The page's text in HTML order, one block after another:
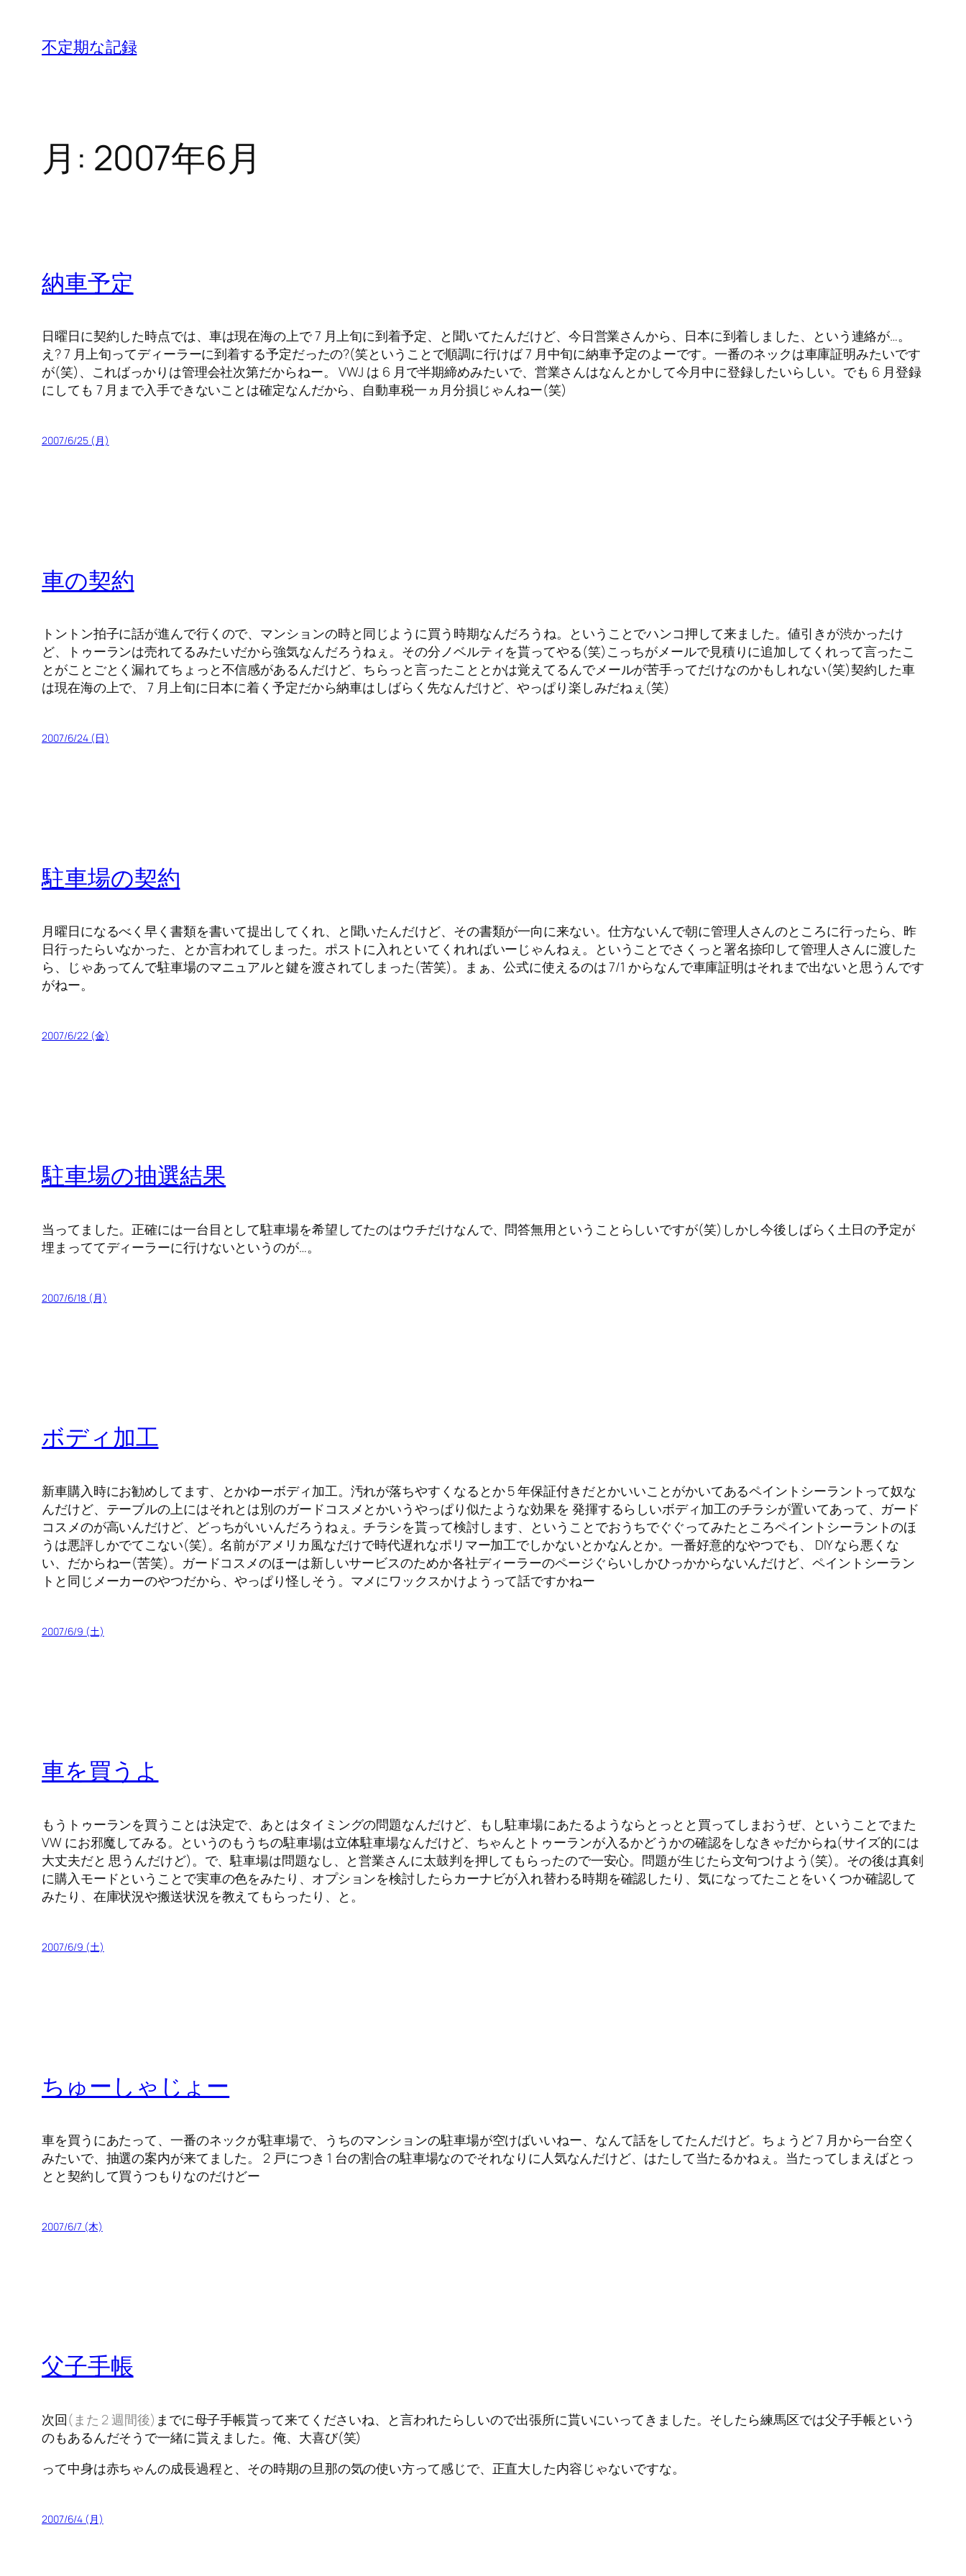
不定期な記録
月: 2007年6月
納車予定
日曜日に契約した時点では、車は現在海の上で 7 月上旬に到着予定、と聞いてたんだけど、今日営業さんから、日本に到着しました、という連絡が…。
え? 7 月上旬ってディーラーに到着する予定だったの?(笑ということで順調に行けば 7 月中旬に納車予定のよーです。一番のネックは車庫証明みたいです
が(笑)、こればっかりは管理会社次第だからねー。 VWJ は 6 月で半期締めみたいで、営業さんはなんとかして今月中に登録したいらしい。でも 6 月登録
にしても 7 月まで入手できないことは確定なんだから、自動車税一ヵ月分損じゃんねー(笑)
2007/6/25 (月)
車の契約
トントン拍子に話が進んで行くので、マンションの時と同じように買う時期なんだろうね。ということでハンコ押して来ました。値引きが渋かったけ
ど、トゥーランは売れてるみたいだから強気なんだろうねぇ。その分ノベルティを貰ってやる(笑)こっちがメールで見積りに追加してくれって言ったこ
とがことごとく漏れてちょっと不信感があるんだけど、ちらっと言ったこととかは覚えてるんでメールが苦手ってだけなのかもしれない(笑)契約した車
は現在海の上で、 7 月上旬に日本に着く予定だから納車はしばらく先なんだけど、やっぱり楽しみだねぇ(笑)
2007/6/24 (日)
駐車場の契約
月曜日になるべく早く書類を書いて提出してくれ、と聞いたんだけど、その書類が一向に来ない。仕方ないんで朝に管理人さんのところに行ったら、昨
日行ったらいなかった、とか言われてしまった。ポストに入れといてくれればいーじゃんねぇ。ということでさくっと署名捺印して管理人さんに渡した
ら、じゃあってんで駐車場のマニュアルと鍵を渡されてしまった(苦笑)。まぁ、公式に使えるのは 7/1 からなんで車庫証明はそれまで出ないと思うんです
がねー。
2007/6/22 (金)
駐車場の抽選結果
当ってました。正確には一台目として駐車場を希望してたのはウチだけなんで、問答無用ということらしいですが(笑)しかし今後しばらく土日の予定が
埋まっててディーラーに行けないというのが…。
2007/6/18 (月)
ボディ加工
新車購入時にお勧めしてます、とかゆーボディ加工。汚れが落ちやすくなるとか 5 年保証付きだとかいいことがかいてあるペイントシーラントって奴な
んだけど、テーブルの上にはそれとは別のガードコスメとかいうやっぱり似たような効果を 発揮するらしいボディ加工のチラシが置いてあって、ガード
コスメのが高いんだけど、どっちがいいんだろうねぇ。チラシを貰って検討します、ということでおうちでぐぐってみたところペイントシーラントのほ
うは悪評しかでてこない(笑)。名前がアメリカ風なだけで時代遅れなポリマー加工でしかないとかなんとか。一番好意的なやつでも、 DIY なら悪くな
い、だからねー(苦笑)。ガードコスメのほーは新しいサービスのためか各社ディーラーのページぐらいしかひっかからないんだけど、ペイントシーラン
トと同じメーカーのやつだから、やっぱり怪しそう。マメにワックスかけようって話ですかねー
2007/6/9 (土)
車を買うよ
もうトゥーランを買うことは決定で、あとはタイミングの問題なんだけど、もし駐車場にあたるようならとっとと買ってしまおうぜ、ということでまた
VW にお邪魔してみる。というのもうちの駐車場は立体駐車場なんだけど、ちゃんとトゥーランが入るかどうかの確認をしなきゃだからね(サイズ的には
大丈夫だと 思うんだけど)。で、駐車場は問題なし、と営業さんに太鼓判を押してもらったので一安心。問題が生じたら文句つけよう(笑)。その後は真剣
に購入モードということで実車の色をみたり、オプションを検討したらカーナビが入れ替わる時期を確認したり、気になってたことをいくつか確認して
みたり、在庫状況や搬送状況を教えてもらったり、と。
2007/6/9 (土)
ちゅーしゃじょー
車を買うにあたって、一番のネックが駐車場で、うちのマンションの駐車場が空けばいいねー、なんて話をしてたんだけど。ちょうど 7 月から一台空く
みたいで、抽選の案内が来てました。 2 戸につき 1 台の割合の駐車場なのでそれなりに人気なんだけど、はたして当たるかねぇ。当たってしまえばとっ
とと契約して買うつもりなのだけどー
2007/6/7 (木)
父子手帳
次回(また 2 週間後) までに母子手帳貰って来てくださいね、と言われたらしいので出張所に貰いにいってきました。そしたら練馬区では父子手帳という
のもあるんだそうで一緒に貰えました。俺、大喜び(笑)
って中身は赤ちゃんの成長過程と、その時期の旦那の気の使い方って感じで、正直大した内容じゃないですな。
2007/6/4 (月)